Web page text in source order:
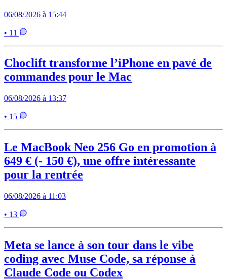
06/08/2026 à 15:44
• 11
Choclift transforme l’iPhone en pavé de
commandes pour le Mac
06/08/2026 à 13:37
• 15
Le MacBook Neo 256 Go en promotion à
649 € (- 150 €), une offre intéressante
pour la rentrée
06/08/2026 à 11:03
• 13
Meta se lance à son tour dans le vibe
coding avec Muse Code, sa réponse à
Claude Code ou Codex